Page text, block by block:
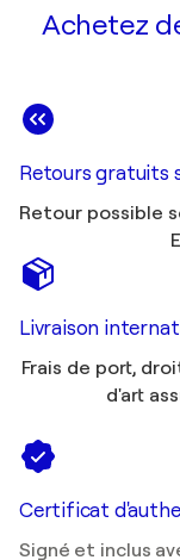
Achetez
Retours gratuits
Retour possible
Livraison
Frais de port,
d'art
Certificat
Signé et inclus